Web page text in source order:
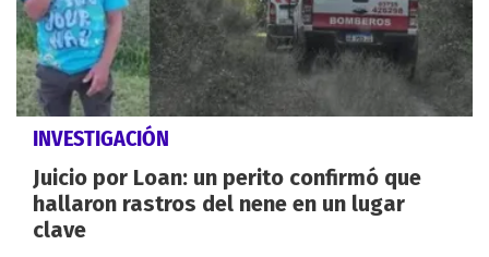
INVESTIGACIÓN
Juicio por Loan: un perito confirmó que
hallaron rastros del nene en un lugar
clave